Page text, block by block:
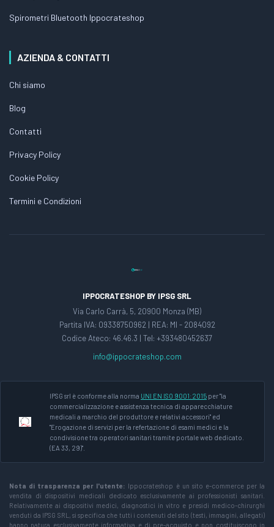
Spirometri Bluetooth Ippocrateshop
AZIENDA & CONTATTI
Chi siamo
Blog
Contatti
Privacy Policy
Cookie Policy
Termini e Condizioni
IPPOCRATESHOP BY IPSG SRL
Via Carlo Carrà, 5, 20900 Monza (MB)
Partita IVA: 09338750962 | REA: MI - 2084092
Codice Ateco: 46.46.3 | Tel: +393480452637
info@ippocrateshop.com
IPSG srl è conforme alla norma UNI EN ISO 9001:2015 per "la
commercializzazione e assistenza tecnica di apparecchiature
medicali a marchio del produttore e relativi accessori" ed
"Erogazione di servizi per la refertazione di esami medici e la
condivisione tra operatori sanitari tramite portale web dedicato.
(EA 33, 29)".
Nota di trasparenza per l'utente: Ippocrateshop è un sito e-commerce per la
vendita di dispositivi medicali dedicato esclusivamente ai professionisti sanitari.
Relativamente ai dispositivi medici, diagnostici in vitro e presidi medico-chirurghi
venduti da IPSG SRL, si specifica che tutti i contenuti del sito (testi, immagini, allegati)
hanno natura esclusivamente informativa e di pre-acquisto e non costituiscono in